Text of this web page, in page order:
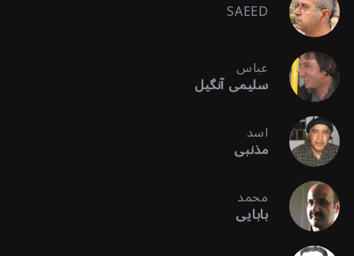
SAEED
عباس
سلیمی آنگیل
اسد
مذنبی
محمد
بابایی